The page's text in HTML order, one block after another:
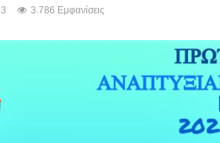
3.786 Εμφανίσεις